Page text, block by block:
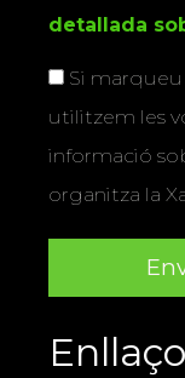
detallada
Si
utilitzem les
informació
organitza la